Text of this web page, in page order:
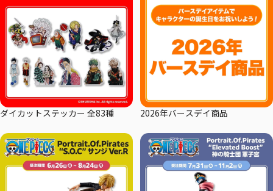
ダイカットステッカー 全83種 2026年バースデイ商品